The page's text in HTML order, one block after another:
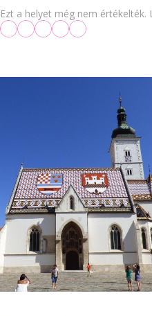
Ezt a helyet még nem értékelték.